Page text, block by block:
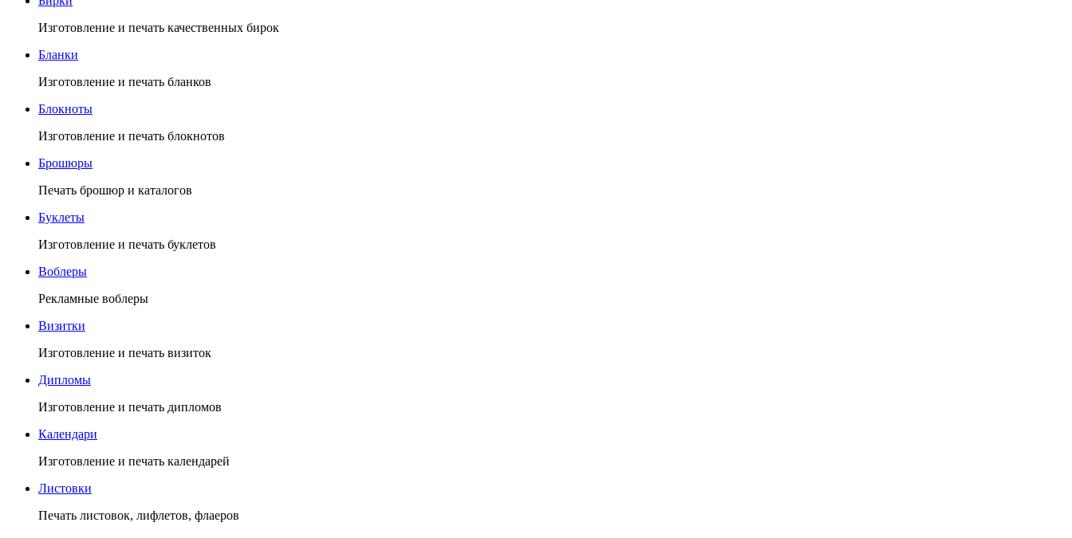
Изготовление и печать качественных бирок
Бланки
Изготовление и печать бланков
Блокноты
Изготовление и печать блокнотов
Брошюры
Печать брошюр и каталогов
Буклеты
Изготовление и печать буклетов
Воблеры
Рекламные воблеры
Визитки
Изготовление и печать визиток
Дипломы
Изготовление и печать дипломов
Календари
Изготовление и печать календарей
Листовки
Печать листовок, лифлетов, флаеров